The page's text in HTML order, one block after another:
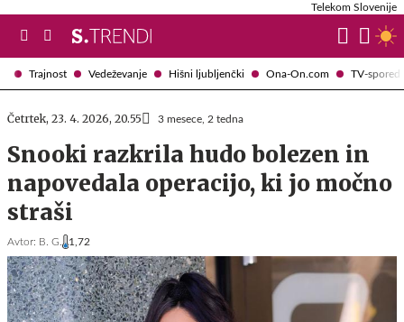
Trajnost Vedeževanje Hišni ljubljenčki Ona-On.com TV-spored
Telekom Slovenije
Četrtek, 23. 4. 2026, 20.55 3 mesece, 2 tedna
Snooki razkrila hudo bolezen in
napovedala operacijo, ki jo močno
straši
Avtor: B. G. 1,72